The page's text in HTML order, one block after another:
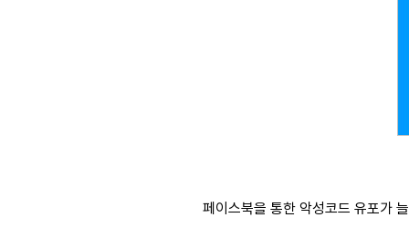
페이스북을 통한 악성코드 유포가